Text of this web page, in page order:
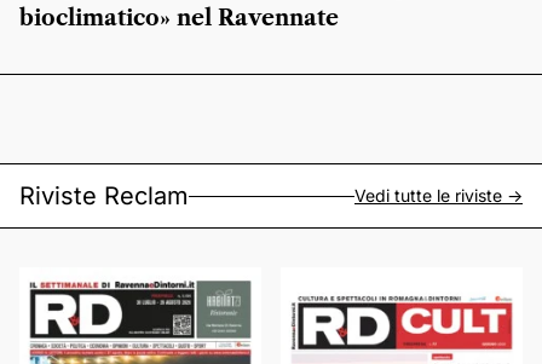
bioclimatico» nel Ravennate
Riviste Reclam Vedi tutte le riviste ->